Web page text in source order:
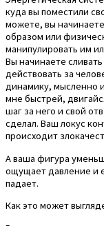
куда вы поместили
можете, вы
образом или
манипулировать им
Вы начинаете
действовать за
динамику, мысленно
мне быстрей,
шаг за него и свой
сделал. Ваш локус
происходит
А ваша фигура
ощущает давление и
падает.
Как это может